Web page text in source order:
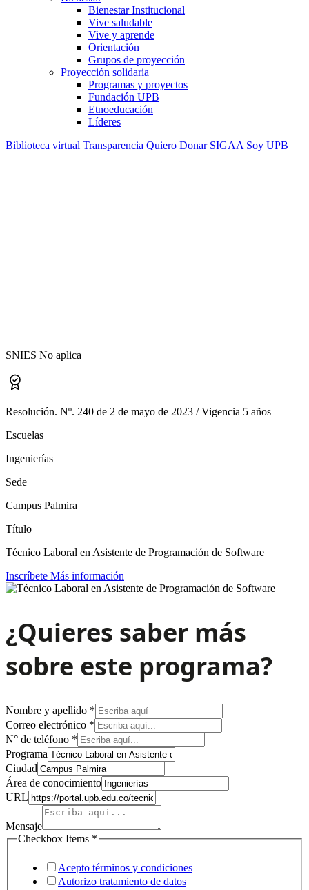
Bienestar Institucional
Vive saludable
Vive y aprende
Orientación
Grupos de proyección
Proyección solidaria
Programas y proyectos
Fundación UPB
Etnoeducación
Líderes
Biblioteca virtual Transparencia Quiero Donar SIGAA Soy UPB
SNIES No aplica
Resolución. Nº. 240 de 2 de mayo de 2023 / Vigencia 5 años
Escuelas
Ingenierías
Sede
Campus Palmira
Título
Técnico Laboral en Asistente de Programación de Software
Inscríbete Más información
¿Quieres saber más
sobre este programa?
Nombre y apellido *
Correo electrónico *
N° de teléfono *
Ciudad
Items
teléfono
Programa
Ciudad
Área de conocimiento
URL
Mensaje
Checkbox Items *
Acepto términos y condiciones
Autorizo tratamiento de datos